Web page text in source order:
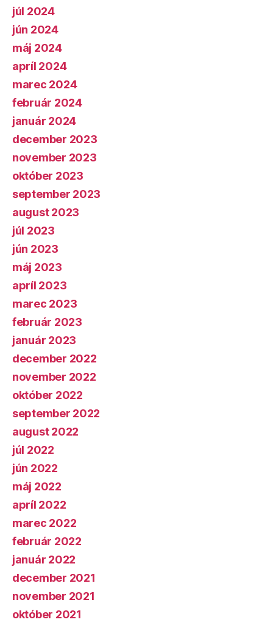
júl 2024
jún 2024
máj 2024
apríl 2024
marec 2024
február 2024
január 2024
december 2023
november 2023
október 2023
september 2023
august 2023
júl 2023
jún 2023
máj 2023
apríl 2023
marec 2023
február 2023
január 2023
december 2022
november 2022
október 2022
september 2022
august 2022
júl 2022
jún 2022
máj 2022
apríl 2022
marec 2022
február 2022
január 2022
december 2021
november 2021
október 2021